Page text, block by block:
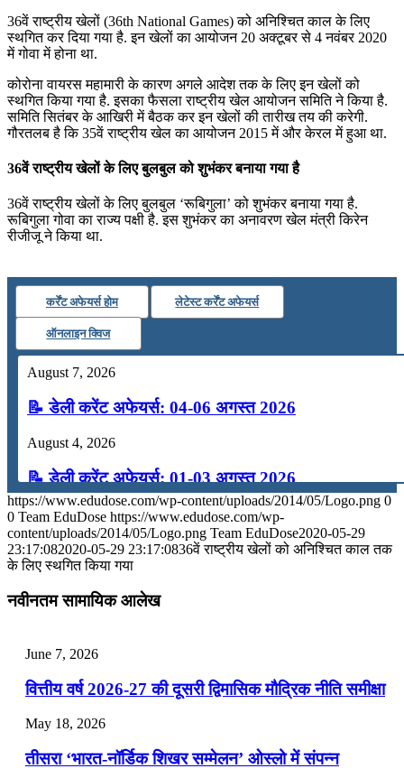
📝 डेली करेंट अफेयर्स: 22-24 जुलाई 2026
July 22, 2026
📝 डेली करेंट अफेयर्स: 19-21 जुलाई 2026
July 19, 2026
36वें राष्ट्रीय खेलों (36th National Games) को अनिश्चित काल के लिए
स्थगित कर दिया गया है. इन खेलों का आयोजन 20 अक्टूबर से 4 नवंबर 2020
में गोवा में होना था.
कोरोना वायरस महामारी के कारण अगले आदेश तक के लिए इन खेलों को
स्थगित किया गया है. इसका फैसला राष्ट्रीय खेल आयोजन समिति ने किया है.
समिति सितंबर के आखिरी में बैठक कर इन खेलों की तारीख तय की करेगी.
गौरतलब है कि 35वें राष्ट्रीय खेल का आयोजन 2015 में और केरल में हुआ था.
36वें राष्ट्रीय खेलों के लिए बुलबुल को शुभंकर बनाया गया है
36वें राष्ट्रीय खेलों के लिए बुलबुल ‘रूबिगुला’ को शुभंकर बनाया गया है.
रूबिगुला गोवा का राज्य पक्षी है. इस शुभंकर का अनावरण खेल मंत्री किरेन
रीजीजू ने किया था.
कर्रेंट अफेयर्स होम लेटेस्ट कर्रेंट अफेयर्स
ऑनलाइन क्विज
August 7, 2026
📝 डेली करेंट अफेयर्स: 04-06 अगस्त 2026
August 4, 2026
📝 डेली करेंट अफेयर्स: 01-03 अगस्त 2026
July 31, 2026
📝 डेली करेंट अफेयर्स: 28-31 जुलाई 2026
July 25, 2026
📝 डेली करेंट अफेयर्स: 22-24 जुलाई 2026
July 22, 2026
📝 डेली करेंट अफेयर्स: 19-21 जुलाई 2026
https://www.edudose.com/wp-content/uploads/2014/05/Logo.png 0
0 Team EduDose https://www.edudose.com/wp-
content/uploads/2014/05/Logo.png Team EduDose2020-05-29
23:17:082020-05-29 23:17:0836वें राष्ट्रीय खेलों को अनिश्चित काल तक
के लिए स्थगित किया गया
नवीनतम सामायिक आलेख
June 7, 2026
वित्तीय वर्ष 2026-27 की दूसरी द्विमासिक मौद्रिक नीति समीक्षा
May 18, 2026
तीसरा ‘भारत-नॉर्डिक शिखर सम्मेलन’ ओस्लो में संपन्न